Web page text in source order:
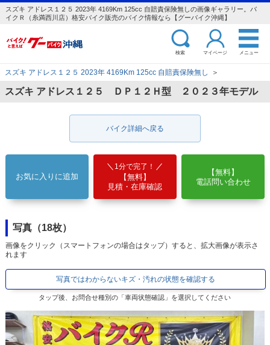
スズキ アドレス１２５ 2023年 4169Km 125cc 自賠責保険無しの画像ギャラリー。バ
イクＲ（糸満西川店）格安バイク販売のバイク情報なら【グーバイク沖縄】
検索 マイページ メニュー
スズキ アドレス１２５ 2023年 4169Km 125cc 自賠責保険無し ＞
スズキ アドレス１２５ ＤＰ１２Ｈ型 ２０２３年モデル
バイク詳細へ戻る
お気に入りに追加
1分で完了！
【無料】
見積・在庫確認
【無料】
電話問い合わせ
写真（18枚）
画像をクリック（スマートフォンの場合はタップ）すると、拡大画像が表示さ
れます
写真ではわからないキズ・汚れの状態を確認する
タップ後、お問合せ種別の「車両状態確認」を選択してください